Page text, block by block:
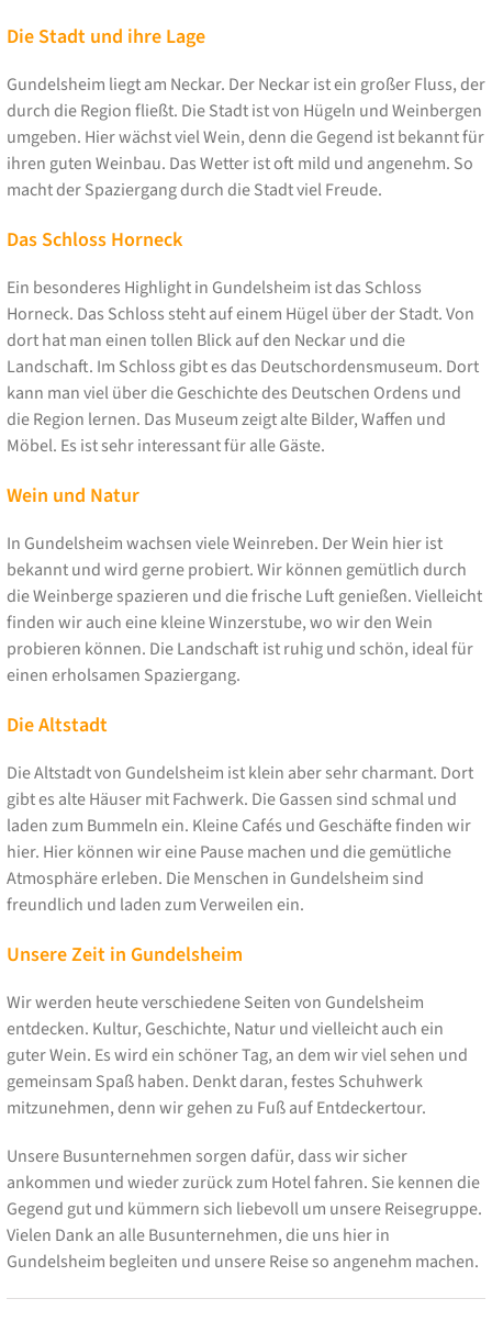
Die Stadt und ihre Lage
Gundelsheim liegt am Neckar. Der Neckar ist ein großer Fluss, der
durch die Region fließt. Die Stadt ist von Hügeln und Weinbergen
umgeben. Hier wächst viel Wein, denn die Gegend ist bekannt für
ihren guten Weinbau. Das Wetter ist oft mild und angenehm. So
macht der Spaziergang durch die Stadt viel Freude.
Das Schloss Horneck
Ein besonderes Highlight in Gundelsheim ist das Schloss
Horneck. Das Schloss steht auf einem Hügel über der Stadt. Von
dort hat man einen tollen Blick auf den Neckar und die
Landschaft. Im Schloss gibt es das Deutschordensmuseum. Dort
kann man viel über die Geschichte des Deutschen Ordens und
die Region lernen. Das Museum zeigt alte Bilder, Waffen und
Möbel. Es ist sehr interessant für alle Gäste.
Wein und Natur
In Gundelsheim wachsen viele Weinreben. Der Wein hier ist
bekannt und wird gerne probiert. Wir können gemütlich durch
die Weinberge spazieren und die frische Luft genießen. Vielleicht
finden wir auch eine kleine Winzerstube, wo wir den Wein
probieren können. Die Landschaft ist ruhig und schön, ideal für
einen erholsamen Spaziergang.
Die Altstadt
Die Altstadt von Gundelsheim ist klein aber sehr charmant. Dort
gibt es alte Häuser mit Fachwerk. Die Gassen sind schmal und
laden zum Bummeln ein. Kleine Cafés und Geschäfte finden wir
hier. Hier können wir eine Pause machen und die gemütliche
Atmosphäre erleben. Die Menschen in Gundelsheim sind
freundlich und laden zum Verweilen ein.
Unsere Zeit in Gundelsheim
Wir werden heute verschiedene Seiten von Gundelsheim
entdecken. Kultur, Geschichte, Natur und vielleicht auch ein
guter Wein. Es wird ein schöner Tag, an dem wir viel sehen und
gemeinsam Spaß haben. Denkt daran, festes Schuhwerk
mitzunehmen, denn wir gehen zu Fuß auf Entdeckertour.
Unsere Busunternehmen sorgen dafür, dass wir sicher
ankommen und wieder zurück zum Hotel fahren. Sie kennen die
Gegend gut und kümmern sich liebevoll um unsere Reisegruppe.
Vielen Dank an alle Busunternehmen, die uns hier in
Gundelsheim begleiten und unsere Reise so angenehm machen.